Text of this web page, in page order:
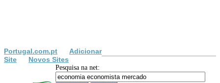
Portugal.com.pt
Adicionar
Site
Novos Sites
Pesquisa na net: